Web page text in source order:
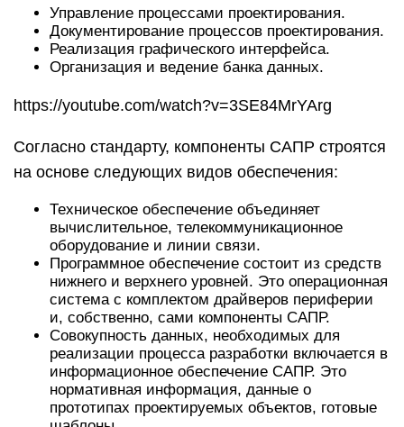
Управление процессами проектирования.
Документирование процессов проектирования.
Реализация графического интерфейса.
Организация и ведение банка данных.
https://youtube.com/watch?v=3SE84MrYArg
Согласно стандарту, компоненты САПР строятся
на основе следующих видов обеспечения:
Техническое обеспечение объединяет
вычислительное, телекоммуникационное
оборудование и линии связи.
Программное обеспечение состоит из средств
нижнего и верхнего уровней. Это операционная
система с комплектом драйверов периферии
и, собственно, сами компоненты САПР.
Совокупность данных, необходимых для
реализации процесса разработки включается в
информационное обеспечение САПР. Это
нормативная информация, данные о
прототипах проектируемых объектов, готовые